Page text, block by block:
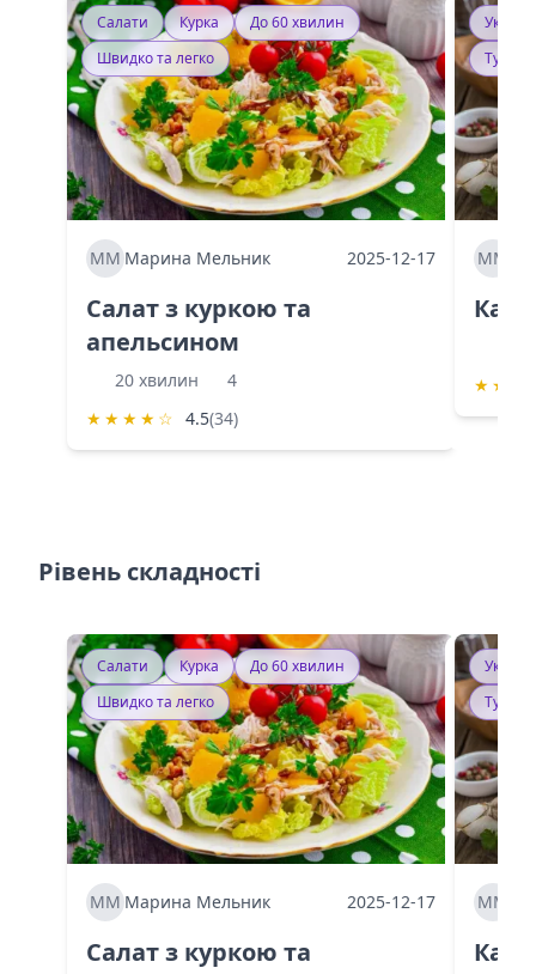
Салати Курка
До 60 хвилин
Швидко та легко
ММ Марина Мельник 2025-12-17
Салат з куркою та
апельсином
20 хвилин
4
★ ★ ★ ★ ☆ 4.5(34)
ММ
★ ★
Рівень складності
Салати Курка
До 60 хвилин
Швидко та легко
ММ Марина Мельник 2025-12-17
Салат з куркою та
ММ